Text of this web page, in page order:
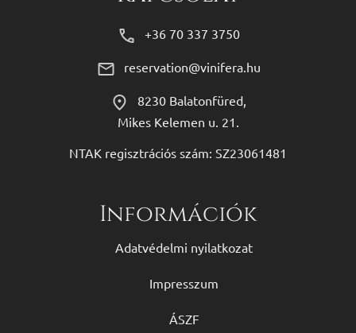
+36 70 337 3750
reservation@vinifera.hu
8230 Balatonfüred,
Mikes Kelemen u. 21.
NTAK regisztrációs szám: SZ23061481
Információk
Adatvédelmi nyilatkozat
Impresszum
ÁSZF